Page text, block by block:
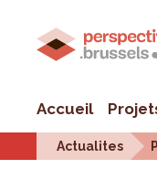
Accueil
Actualites